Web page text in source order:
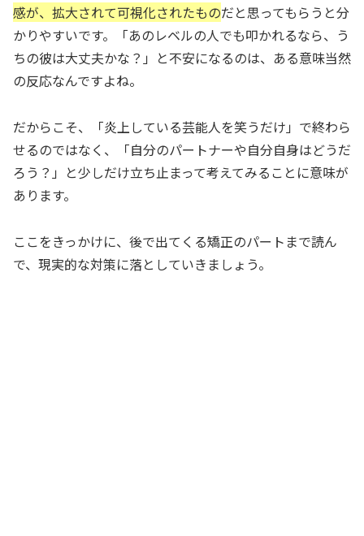
感が、拡大されて可視化されたものだと思ってもらうと分
かりやすいです。「あのレベルの人でも叩かれるなら、う
ちの彼は大丈夫かな？」と不安になるのは、ある意味当然
の反応なんですよね。
だからこそ、「炎上している芸能人を笑うだけ」で終わら
せるのではなく、「自分のパートナーや自分自身はどうだ
ろう？」と少しだけ立ち止まって考えてみることに意味が
あります。
ここをきっかけに、後で出てくる矯正のパートまで読ん
で、現実的な対策に落としていきましょう。